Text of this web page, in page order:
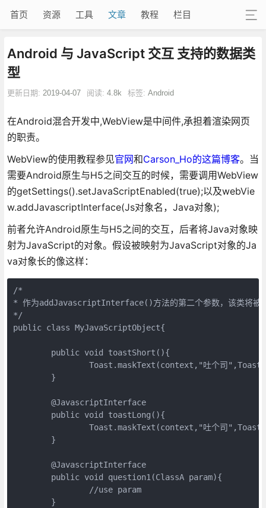
首页 资源 工具 文章 教程 栏目
Android 与 JavaScript 交互 支持的数据类
型
更新日期: 2019-04-07 阅读: 4.8k 标签: Android
在Android混合开发中,WebView是中间件,承担着渲染网页
的职责。
WebView的使用教程参见官网和Carson_Ho的这篇博客。当
需要Android原生与H5之间交互的时候，需要调用WebView
的getSettings().setJavaScriptEnabled(true);以及webVie
w.addJavascriptInterface(Js对象名，Java对象);
前者允许Android原生与H5之间的交互，后者将Java对象映
射为JavaScript的对象。假设被映射为JavaScript对象的Ja
va对象长的像这样：
/*
* 作为addJavascriptInterface()方法的第二个参数，该类将被
*/
public class MyJavaScriptObject{
        public void toastShort(){
Toast.maskText(context,"吐个司
        }
        @JavascriptInterface
        public void toastLong(){
Toast.maskText(context,"吐个司
        }
        @JavascriptInterface
        public void question1(ClassA param){
                //use param
        }